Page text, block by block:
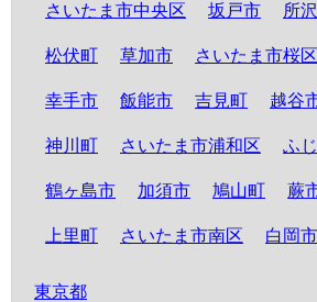
さいたま市中央区 坂戸市 所
松伏町 草加市 さいたま市桜区
幸手市 飯能市 吉見町 越谷
神川町 さいたま市浦和区 ふ
鶴ヶ島市 加須市 鳩山町 蕨
上里町 さいたま市南区 白岡市
東京都